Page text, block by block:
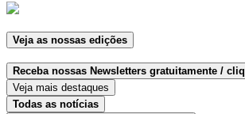
Veja as nossas edições
Receba nossas Newsletters gratuitamente /
Veja mais destaques
Todas as notícias